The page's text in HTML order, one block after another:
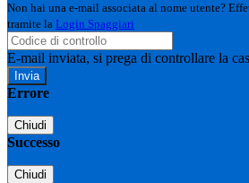
Non hai una e-mail associata al nome utente?
tramite la Login Spaggiari
E-mail inviata, si prega di controllare la
Errore
Chiudi
Successo
Chiudi